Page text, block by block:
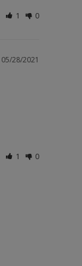
1 0
05/28/2021
1 0